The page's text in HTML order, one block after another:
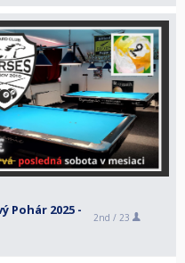
Pohár 2025 -
2nd / 23